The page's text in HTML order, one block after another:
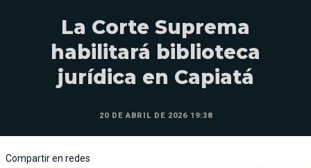
La Corte Suprema
habilitará biblioteca
jurídica en Capiatá
20 DE ABRIL DE 2026 19:38
Compartir en redes